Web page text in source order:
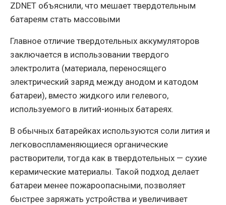
ZDNET объяснили, что мешает твердотельным
батареям стать массовыми
Главное отличие твердотельных аккумуляторов
заключается в использовании твердого
электролита (материала, переносящего
электрический заряд между анодом и катодом
батареи), вместо жидкого или гелевого,
используемого в литий-ионных батареях.
В обычных батарейках используются соли лития и
легковоспламеняющиеся органические
растворители, тогда как в твердотельных — сухие
керамические материалы. Такой подход делает
батареи менее пожароопасными, позволяет
быстрее заряжать устройства и увеличивает